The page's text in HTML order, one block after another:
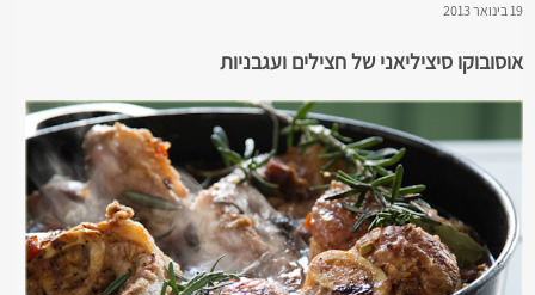
19 בינואר 2013
אוסובוקו סיציליאני של חצילים ועגבניות